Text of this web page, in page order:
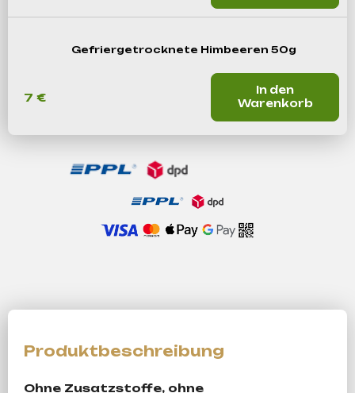
Gefriergetrocknete Himbeeren 50g
7 €
In den
Warenkorb
Ohne Zusatzstoffe, ohne